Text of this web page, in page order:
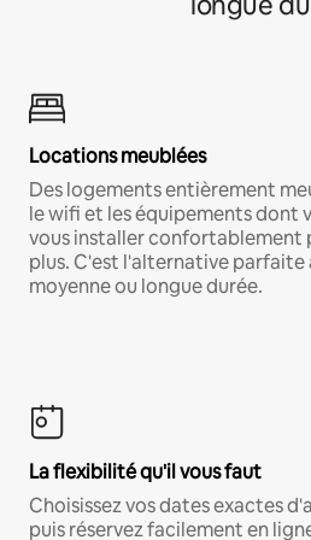
Locations meublées
Des logements entièrement
le wifi et les équipements dont
vous installer confortablement
plus. C'est l'alternative parfaite
moyenne ou longue durée.
La flexibilité qu'il vous faut
Choisissez vos dates exactes
puis réservez facilement en